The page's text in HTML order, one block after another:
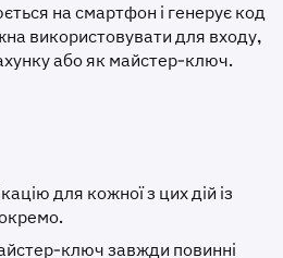
на смартфон і генерує код
використовувати для входу,
або як майстер-ключ.
для кожної з цих дій із
ключ завжди повинні